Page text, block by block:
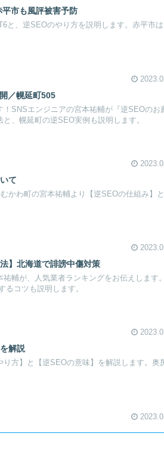
市も風評被害予防
と、逆SEOのやり方を説明します。赤平市
／幌延町505
SNSエンジニアの宮本祐輔が『逆SEOのお
、幌延町の逆SEO実例も説明します。
て
かわ町の宮本祐輔より【逆SEOの仕組み】
】北海道で誹謗中傷対策
輔が、人気業者ランキングをお伝えします
コツも説明します。
解説
方】と【逆SEOの意味】を解説します。奥